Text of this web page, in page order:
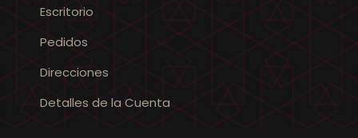
Escritorio
Pedidos
Direcciones
Detalles de la Cuenta